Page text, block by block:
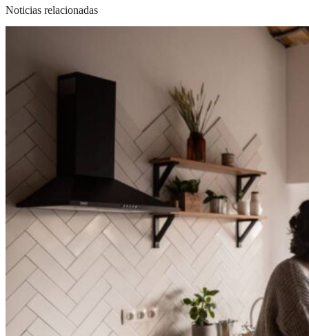
Noticias relacionadas